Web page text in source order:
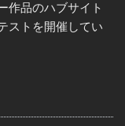
作品のハブサイト
ストを開催してい